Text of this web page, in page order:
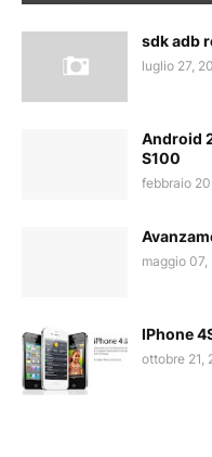
sdk adb
luglio 27,
Android
S100
febbraio
maggio 07,
IPhone
ottobre 21,